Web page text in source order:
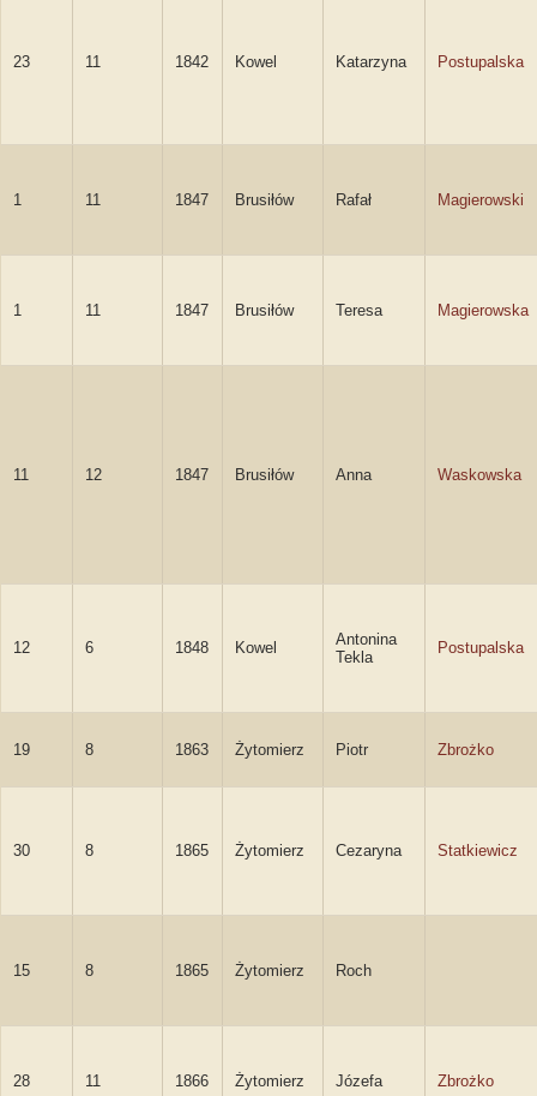
23 11 1842 Kowel Katarzyna Postupalska
1 11 1847 Brusiłów Rafał Magierowski
1 11 1847 Brusiłów Teresa Magierowska
11 12 1847 Brusiłów Anna Waskowska
12 6 1848 Kowel
Antonina
Tekla
Postupalska
19 8 1863 Żytomierz Piotr Zbrożko
30 8 1865 Żytomierz Cezaryna Statkiewicz
15 8 1865 Żytomierz Roch
28 11 1866 Żytomierz Józefa Zbrożko